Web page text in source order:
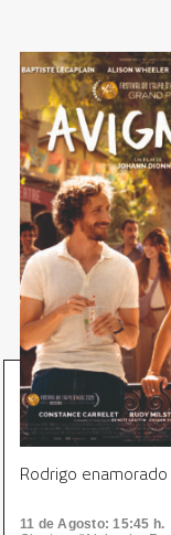
Rodrigo enamorado
11 de Agosto: 15:45 h.